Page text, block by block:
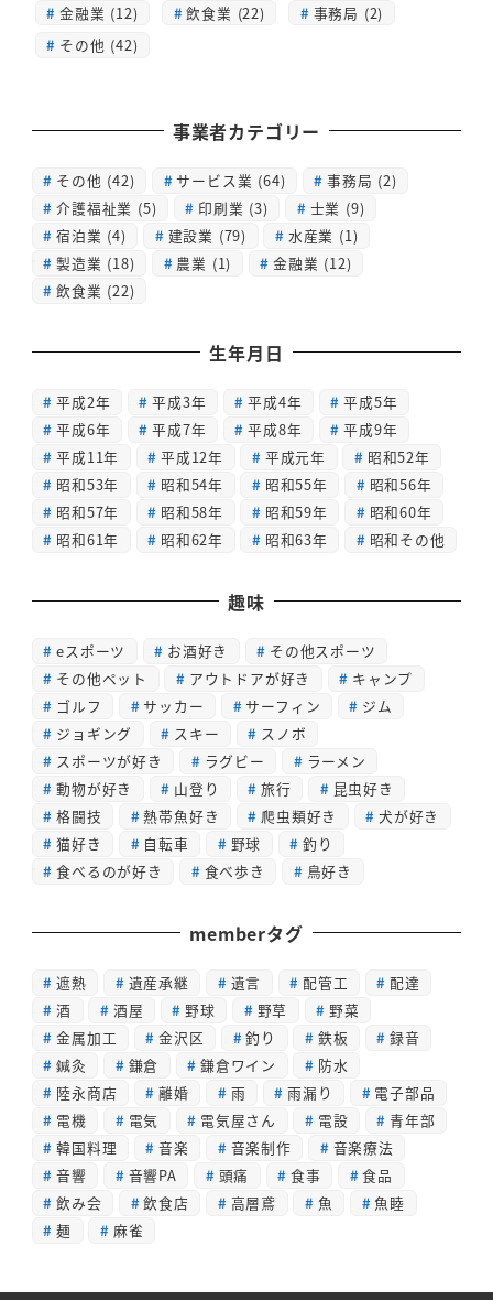
金融業 (12)
飲食業 (22)
事務局 (2)
その他 (42)
事業者カテゴリー
その他 (42) サービス業 (64) 事務局 (2)
介護福祉業 (5) 印刷業 (3) 士業 (9)
宿泊業 (4) 建設業 (79) 水産業 (1)
製造業 (18) 農業 (1) 金融業 (12)
飲食業 (22)
生年月日
平成2年 平成3年 平成4年
平成5年
平成6年
平成7年 平成8年
平成9年
平成11年
平成12年 平成元年
昭和52年
昭和53年
昭和54年 昭和55年
昭和56年
昭和57年
昭和58年 昭和59年
昭和60年
昭和61年
昭和62年 昭和63年 昭和その他
趣味
eスポーツ お酒好き
その他スポーツ
その他ペット
アウトドアが好き
キャンプ
ゴルフ
サッカー サーフィン
ジム
ジョギング
スキー
スノボ
スポーツが好き
ラグビー
ラーメン
動物が好き
山登り 旅行
昆虫好き
格闘技
熱帯魚好き 爬虫類好き
犬が好き
猫好き
自転車 野球
釣り
食べるのが好き
食べ歩き 鳥好き
memberタグ
遮熱 遺産承継 遺言 配管工
配達
酒
酒屋 野球 野草
野菜
金属加工
金沢区 釣り 鉄板
録音
鍼灸
鎌倉 鎌倉ワイン
防水
陸永商店
離婚 雨 雨漏り
電子部品
電機
電気 電気屋さん 電設
青年部
韓国料理
音楽 音楽制作
音楽療法
音響
音響PA 頭痛 食事
食品
飲み会
飲食店 高層鳶 魚
魚睦
麺
麻雀